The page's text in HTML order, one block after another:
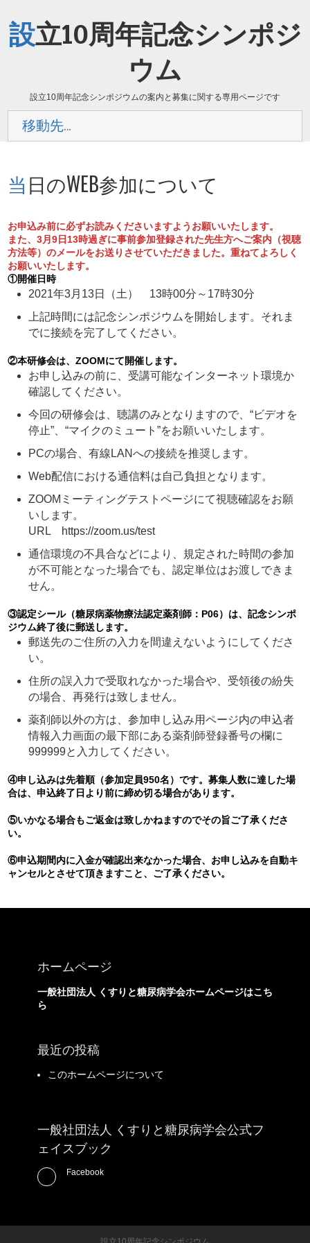
設立10周年記念シンポジ
ウム
設立10周年記念シンポジウムの案内と募集に関する専用ページです
移動先…
当日のWEB参加について
お申込み前に必ずお読みくださいますようお願いいたします。
また、3月9日13時過ぎに事前参加登録された先生方へご案内（視聴
方法等）のメールをお送りさせていただきました。重ねてよろしく
お願いいたします。
①開催日時
2021年3月13日（土） 13時00分～17時30分
上記時間には記念シンポジウムを開始します。それま
でに接続を完了してください。
②本研修会は、ZOOMにて開催します。
お申し込みの前に、受講可能なインターネット環境か
確認してください。
今回の研修会は、聴講のみとなりますので、“ビデオを
停止”、“マイクのミュート”をお願いいたします。
PCの場合、有線LANへの接続を推奨します。
Web配信における通信料は自己負担となります。
ZOOMミーティングテストページにて視聴確認をお願
いします。
URL https://zoom.us/test
通信環境の不具合などにより、規定された時間の参加
が不可能となった場合でも、認定単位はお渡しできま
せん。
③認定シール（糖尿病薬物療法認定薬剤師：P06）は、記念シンポ
ジウム終了後に郵送します。
郵送先のご住所の入力を間違えないようにしてくださ
い。
住所の誤入力で受取れなかった場合や、受領後の紛失
の場合、再発行は致しません。
薬剤師以外の方は、参加申し込み用ページ内の申込者
情報入力画面の最下部にある薬剤師登録番号の欄に
999999と入力してください。
④申し込みは先着順（参加定員950名）です。募集人数に達した場
合は、申込終了日より前に締め切る場合があります。
⑤いかなる場合もご返金は致しかねますのでその旨ご了承くださ
い。
⑥申込期間内に入金が確認出来なかった場合、お申し込みを自動キ
ャンセルとさせて頂きますこと、ご了承ください。
ホームページ
一般社団法人 くすりと糖尿病学会ホームページはこち
ら
最近の投稿
このホームページについて
一般社団法人 くすりと糖尿病学会公式フ
ェイスブック
Facebook